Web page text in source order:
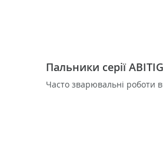
Пальники серії ABITIG
Часто зварювальні роботи